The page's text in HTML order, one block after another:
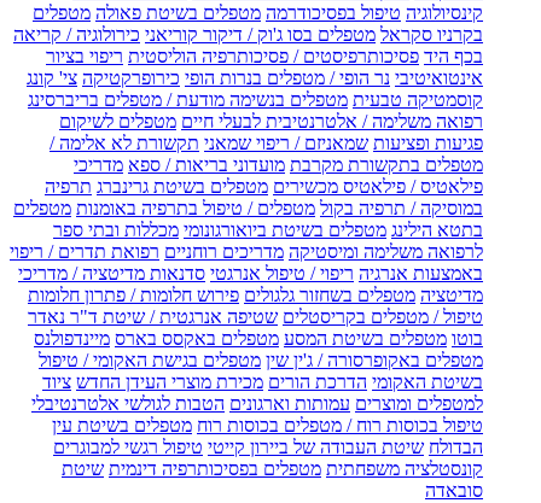
קינסיולוגיה טיפול בפסיכודרמה מטפלים בשיטת פאולה מטפלים
בקרניו סקראל מטפלים בסו ג'וק / דיקור קוריאני כירולוגיה / קריאה
בכף היד פסיכותרפיסטים / פסיכותרפיה הוליסטית ריפוי בציור
אינטואיטיבי נר הופי / מטפלים בנרות הופי כירופרקטיקה צי' קונג
קוסמטיקה טבעית מטפלים בנשימה מודעת / מטפלים בריברסינג
רפואה משלימה / אלטרנטיבית לבעלי חיים מטפלים לשיקום
פגיעות ופציעות שמאניזם / ריפוי שמאני תקשורת לא אלימה /
מטפלים בתקשורת מקרבת מועדוני בריאות / ספא מדריכי
פילאטיס / פילאטיס מכשירים מטפלים בשיטת גרינברג תרפיה
במוסיקה / תרפיה בקול מטפלים / טיפול בתרפיה באומנות מטפלים
בתטא הילינג מטפלים בשיטת ביואורגונומי מכללות ובתי ספר
לרפואה משלימה ומיסטיקה מדריכים רוחניים רפואת תדרים / ריפוי
באמצעות אנרגיה ריפוי / טיפול אנרגטי סדנאות מדיטציה / מדריכי
מדיטציה מטפלים בשחזור גלגולים פירוש חלומות / פתרון חלומות
טיפול / מטפלים בקריסטלים שטיפה אנרגטית / שיטת ד"ר נאדר
בוטו מטפלים בשיטת המסע מטפלים באקסס בארס מיינדפולנס
מטפלים באקופרסורה / ג'ין שין מטפלים בגישת האקומי / טיפול
בשיטת האקומי הדרכת הורים מכירת מוצרי העידן החדש ציוד
למטפלים ומוצרים עמותות וארגונים הטבות לגולשי אלטרנטיבלי
טיפול בכוסות רוח / מטפלים בכוסות רוח מטפלים בשיטת עין
הבדולח שיטת העבודה של ביירון קייטי טיפול רגשי למבוגרים
קונסטלציה משפחתית מטפלים בפסיכותרפיה דינמית שיטת
סובאדה